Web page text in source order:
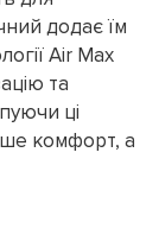
додає їм
Air Max
та
ці
комфорт, а